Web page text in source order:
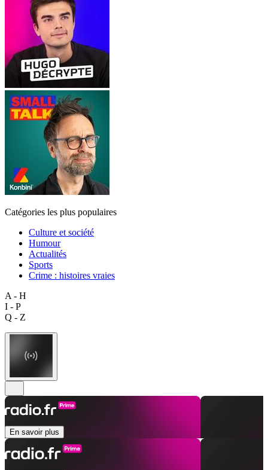
Catégories les plus populaires
Culture et société
Humour
Actualités
Sports
Crime : histoires vraies
A - H
I - P
Q - Z
En savoir plus